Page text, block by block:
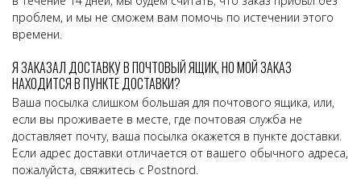
проблем, и мы не сможем вам помочь по истечении этого
времени.
Я ЗАКАЗАЛ ДОСТАВКУ В ПОЧТОВЫЙ ЯЩИК, НО МОЙ ЗАКАЗ
НАХОДИТСЯ В ПУНКТЕ ДОСТАВКИ?
Ваша посылка слишком большая для почтового ящика, или,
если вы проживаете в месте, где почтовая служба не
доставляет почту, ваша посылка окажется в пункте доставки.
Если адрес доставки отличается от вашего обычного адреса,
пожалуйста, свяжитесь с Postnord.